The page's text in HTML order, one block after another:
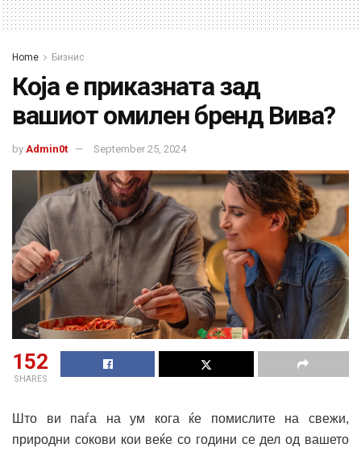
Home Бизнис
Која е приказната зад
вашиот омилен бренд Вива?
by Admin0t September 25, 2024
152
SHARES
Што ви паѓа на ум кога ќе помислите на свежи,
природни сокови кои веќе со години се дел од вашето